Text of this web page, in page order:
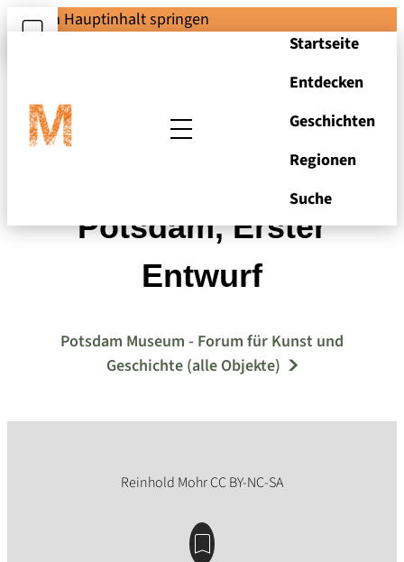
Zum Hauptinhalt springen
Startseite
Entdecken
Geschichten
Regionen
Suche
Rathaus-Erweiterung
Potsdam, Erster
Entwurf
Potsdam Museum - Forum für Kunst und
Geschichte (alle Objekte)